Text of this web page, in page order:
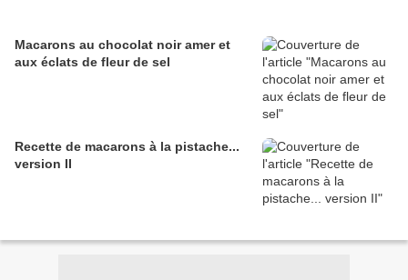
Macarons au chocolat noir amer et
aux éclats de fleur de sel
Recette de macarons à la pistache...
version II